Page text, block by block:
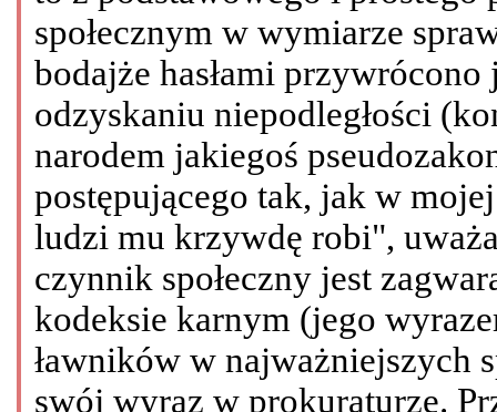
społecznym w wymiarze
bodajże hasłami
odzyskaniu niepodległości
narodem jakiegoś
postępującego tak, jak w
ludzi mu krzywdę robi",
czynnik społeczny jest
kodeksie karnym (jego
ławników w najważniejszych
swój wyraz w prokuraturze.